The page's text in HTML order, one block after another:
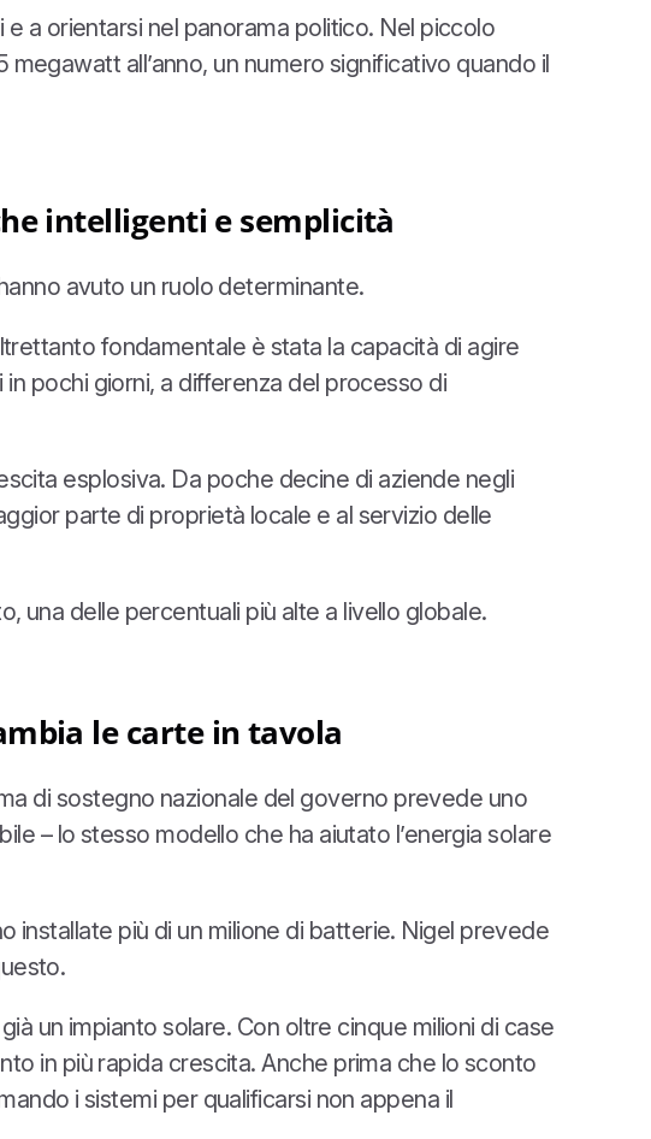
a orientarsi nel panorama politico. Nel piccolo
all’anno, un numero significativo quando il
intelligenti e semplicità
avuto un ruolo determinante.
fondamentale è stata la capacità di agire
pochi giorni, a differenza del processo di
esplosiva. Da poche decine di aziende negli
parte di proprietà locale e al servizio delle
una delle percentuali più alte a livello globale.
le carte in tavola
di sostegno nazionale del governo prevede uno
– lo stesso modello che ha aiutato l’energia solare
installate più di un milione di batterie. Nigel prevede
un impianto solare. Con oltre cinque milioni di case
in più rapida crescita. Anche prima che lo sconto
i sistemi per qualificarsi non appena il